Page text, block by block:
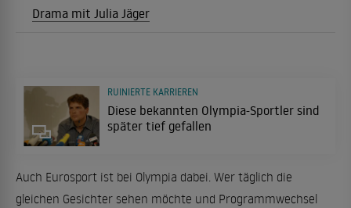
Drama mit Julia Jäger
Diese bekannten Olympia-Sportler sind
später tief gefallen
RUINIERTE KARRIEREN
Auch Eurosport ist bei Olympia dabei. Wer täglich die
gleichen Gesichter sehen möchte und Programmwechsel